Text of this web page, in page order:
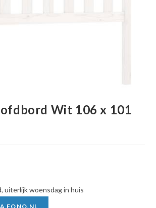
Wit 106 x 101
uiterlijk woensdag in huis
FONQ.NL